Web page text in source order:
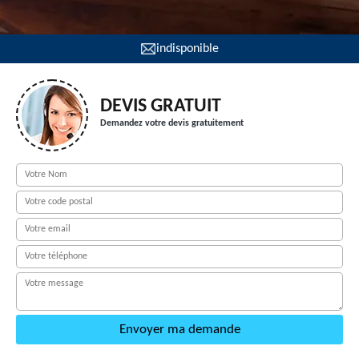
indisponible
DEVIS GRATUIT
Demandez votre devis gratuitement